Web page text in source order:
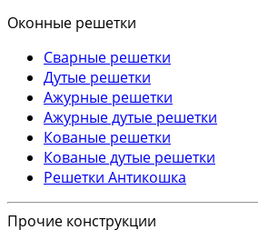
Оконные решетки
Сварные решетки
Дутые решетки
Ажурные решетки
Ажурные дутые решетки
Кованые решетки
Кованые дутые решетки
Решетки Антикошка
Прочие конструкции